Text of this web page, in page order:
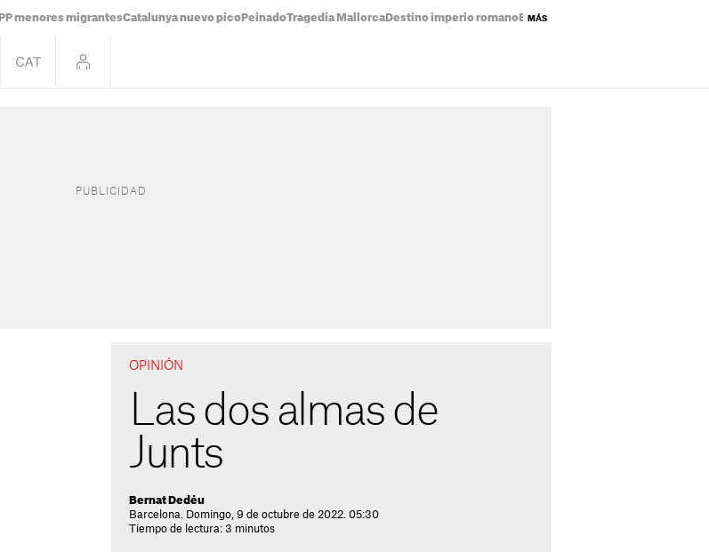
PP menores migrantesCatalunya nuevo pico PeinadoTragedia Mallorca Destino imperio romano Eclipse solar mapa
MÁS
OPINIÓN
Las dos almas de
Junts
Bernat Dedéu
Barcelona. Domingo, 9 de octubre de 2022. 05:30
Tiempo de lectura: 3 minutos